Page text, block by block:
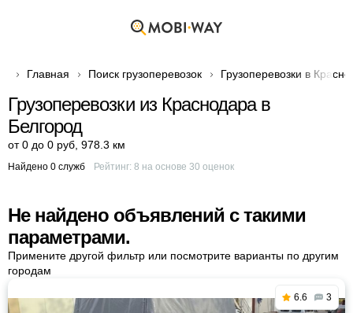
Главная Поиск грузоперевозок Грузоперевозки в
Грузоперевозки из Краснодара в
Белгород
от 0 до 0 руб 978.3 км
Найдено 0 служб Рейтинг: 8 на основе 30 оценок
Не найдено объявлений с такими
параметрами.
Примените другой фильтр или посмотрите варианты по другим
городам
6.6 3